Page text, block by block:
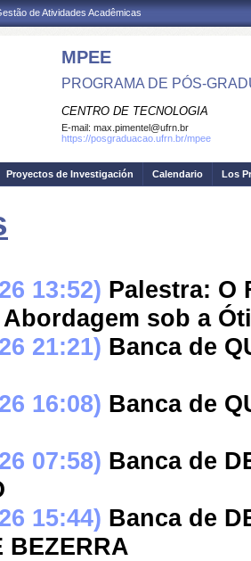
de Atividades Acadêmicas
MPEE
PROGRAMA DE PÓS-
CENTRO DE TECNOLOGIA
E-mail: max.pimentel@ufrn.br
https://posgraduacao.ufrn.br/mpee
Proyectos de Investigación Calendario Los
13:52) Palestra: O
sob a
21:21) Banca de
16:08) Banca de
07:58) Banca de
15:44) Banca de
BEZERRA